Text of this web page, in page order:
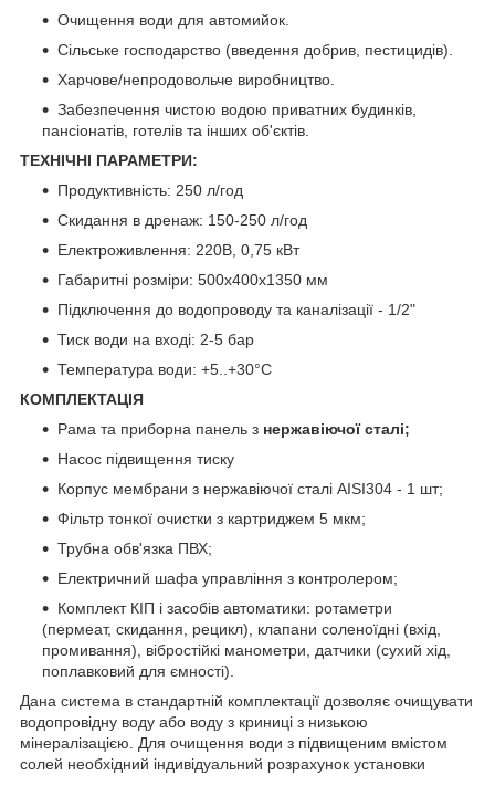
Очищення води для автомийок.
Сільське господарство (введення добрив, пестицидів).
Харчове/непродовольче виробництво.
Забезпечення чистою водою приватних будинків,
пансіонатів, готелів та інших об'єктів.
ТЕХНІЧНІ ПАРАМЕТРИ:
Продуктивність: 250 л/год
Скидання в дренаж: 150-250 л/год
Електроживлення: 220В, 0,75 кВт
Габаритні розміри: 500х400х1350 мм
Підключення до водопроводу та каналізації - 1/2"
Тиск води на вході: 2-5 бар
Температура води: +5..+30°С
КОМПЛЕКТАЦІЯ
Рама та приборна панель з нержавіючої сталі;
Насос підвищення тиску
Корпус мембрани з нержавіючої сталі AISI304 - 1 шт;
Фільтр тонкої очистки з картриджем 5 мкм;
Трубна обв'язка ПВХ;
Електричний шафа управління з контролером;
Комплект КІП і засобів автоматики: ротаметри
(пермеат, скидання, рецикл), клапани соленоїдні (вхід,
промивання), вібростійкі манометри, датчики (сухий хід,
поплавковий для ємності).
Дана система в стандартній комплектації дозволяє очищувати
водопровідну воду або воду з криниці з низькою
мінералізацією. Для очищення води з підвищеним вмістом
солей необхідний індивідуальний розрахунок установки